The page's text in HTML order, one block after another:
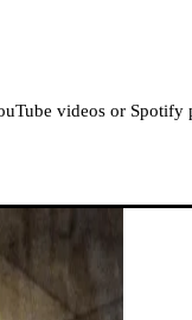
videos or